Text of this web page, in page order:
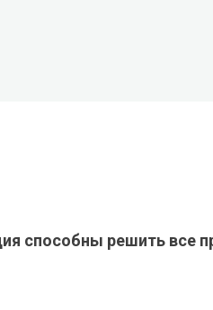
способны решить все